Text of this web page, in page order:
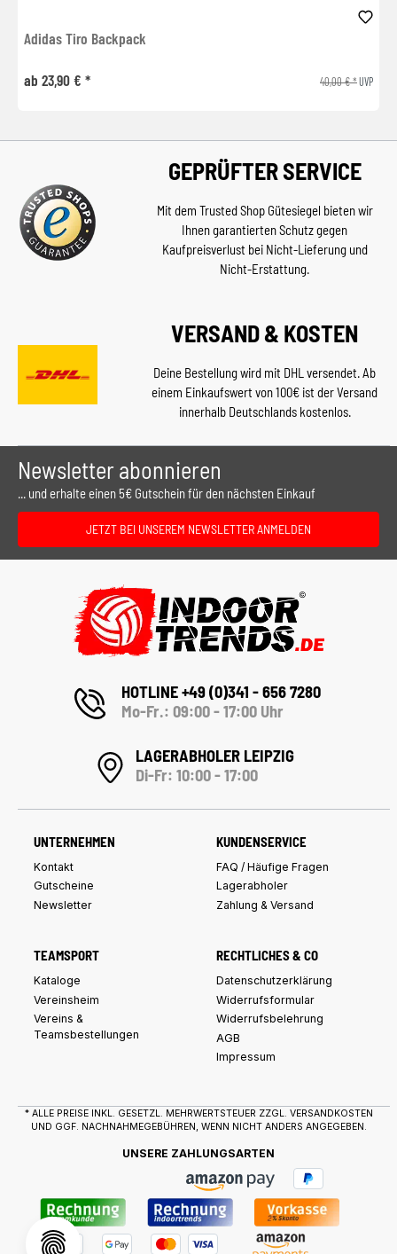
Adidas Tiro Backpack
ab 23,90 € * 40,00 € *UVP
GEPRÜFTER SERVICE
Mit dem Trusted Shop Gütesiegel bieten wir
Ihnen garantierten Schutz gegen
Kaufpreisverlust bei Nicht-Lieferung und
Nicht-Erstattung.
VERSAND & KOSTEN
Deine Bestellung wird mit DHL versendet. Ab
einem Einkaufswert von 100€ ist der Versand
innerhalb Deutschlands kostenlos.
Newsletter abonnieren
... und erhalte einen 5€ Gutschein für den nächsten Einkauf
JETZT BEI UNSEREM NEWSLETTER ANMELDEN
HOTLINE +49 (0)341 - 656 7280
Mo-Fr.: 09:00 - 17:00 Uhr
LAGERABHOLER LEIPZIG
Di-Fr: 10:00 - 17:00
UNTERNEHMEN
Kontakt
Gutscheine
Newsletter
KUNDENSERVICE
FAQ / Häufige Fragen
Lagerabholer
Zahlung & Versand
TEAMSPORT
Kataloge
Vereinsheim
Vereins &
Teamsbestellungen
RECHTLICHES & CO
Datenschutzerklärung
Widerrufsformular
Widerrufsbelehrung
AGB
Impressum
* ALLE PREISE INKL. GESETZL. MEHRWERTSTEUER ZZGL. VERSANDKOSTEN
UND GGF. NACHNAHMEGEBÜHREN, WENN NICHT ANDERS ANGEGEBEN.
UNSERE ZAHLUNGSARTEN